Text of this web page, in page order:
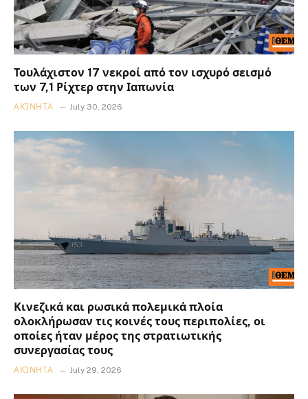
Τουλάχιστον 17 νεκροί από τον ισχυρό σεισμό
των 7,1 Ρίχτερ στην Ιαπωνία
ΑΚΊΝΗΤΑ July 30, 2026
Κινεζικά και ρωσικά πολεμικά πλοία
ολοκλήρωσαν τις κοινές τους περιπολίες, οι
οποίες ήταν μέρος της στρατιωτικής
συνεργασίας τους
ΑΚΊΝΗΤΑ July 29, 2026